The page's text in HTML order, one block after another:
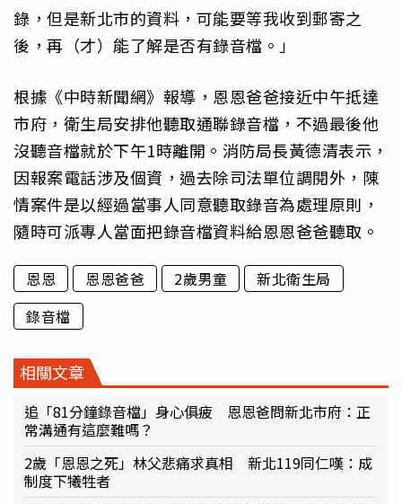
錄，但是新北市的資料，可能要等我收到郵寄之
後，再（才）能了解是否有錄音檔。」
根據《中時新聞網》報導，恩恩爸爸接近中午抵達
市府，衛生局安排他聽取通聯錄音檔，不過最後他
沒聽音檔就於下午1時離開。消防局長黃德清表示，
因報案電話涉及個資，過去除司法單位調閱外，陳
情案件是以經過當事人同意聽取錄音為處理原則，
隨時可派專人當面把錄音檔資料給恩恩爸爸聽取。
恩恩 恩恩爸爸 2歲男童
新北衛生局
錄音檔
相關文章
追「81分鐘錄音檔」身心俱疲 恩恩爸問新北市府：正
常溝通有這麼難嗎？
2歲「恩恩之死」林父悲痛求真相 新北119同仁嘆：成
制度下犧牲者